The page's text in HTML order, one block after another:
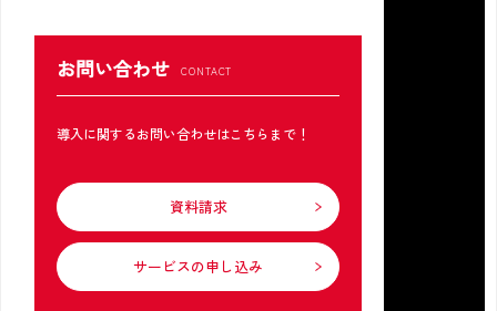
お問い合わせ
導入に関するお問い合わせはこちらまで！
資料請求
サービスの申し込み